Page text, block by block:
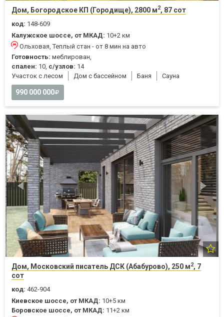
Дом, Богородское КП (Городище), 2800 м2, 87 сот
код: 148-609
Калужское шоссе, от МКАД: 10+2 км
Ольховая, Теплый стан - от 8 мин на авто
Готовность: меблирован,
спален: 10, с/узлов: 14
Участок с лесом
Дом с бассейном Баня Cауна
990 000 000
Дом, Московский писатель ДСК (Абабурово), 250 м2, 7
сот
код: 462-904
Киевское шоссе, от МКАД: 10+5 км
Боровское шоссе, от МКАД: 11+2 км